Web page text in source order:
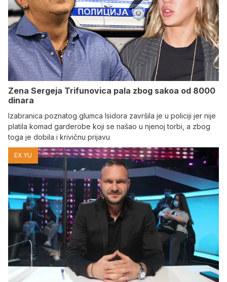
Zena Sergeja Trifunovica pala zbog sakoa od 8000
dinara
Izabranica poznatog glumca Isidora završila je u policiji jer nije
platila komad garderobe koji se našao u njenoj torbi, a zbog
toga je dobila i krivičnu prijavu
EX YU